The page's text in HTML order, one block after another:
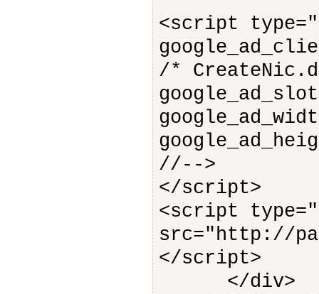
<script
/*
//-->
</script>
<script
src="http://
</script>
</div>